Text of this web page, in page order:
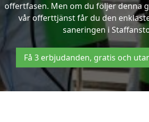
offertfasen. Men om du följer denna
vår offerttjänst får du den
saneringen i
Få 3 erbjudanden, gratis och